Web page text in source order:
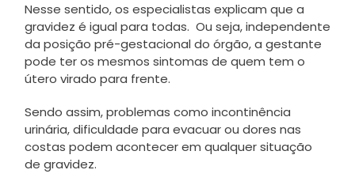
Nesse sentido, os especialistas explicam que a
gravidez é igual para todas. Ou seja, independente
da posição pré-gestacional do órgão, a gestante
pode ter os mesmos sintomas de quem tem o
útero virado para frente.
Sendo assim, problemas como incontinência
urinária, dificuldade para evacuar ou dores nas
costas podem acontecer em qualquer situação
de gravidez.